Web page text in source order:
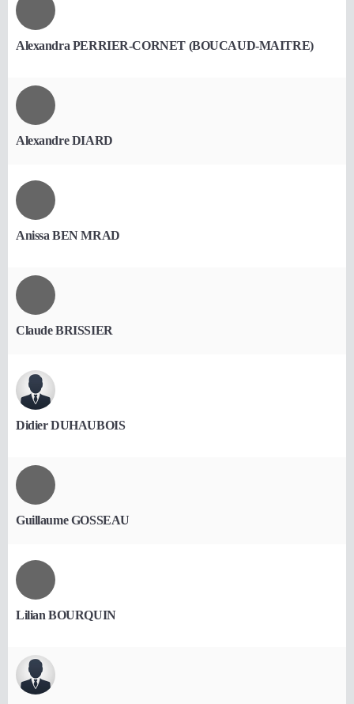
Alexandra PERRIER-CORNET (BOUCAUD-MAITRE)
Alexandre DIARD
Anissa BEN MRAD
Claude BRISSIER
Didier DUHAUBOIS
Guillaume GOSSEAU
Lilian BOURQUIN